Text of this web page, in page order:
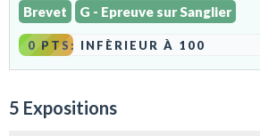
Brevet G - Epreuve sur Sanglier
0 PTS: INFÈRIEUR À 100
5 Expositions